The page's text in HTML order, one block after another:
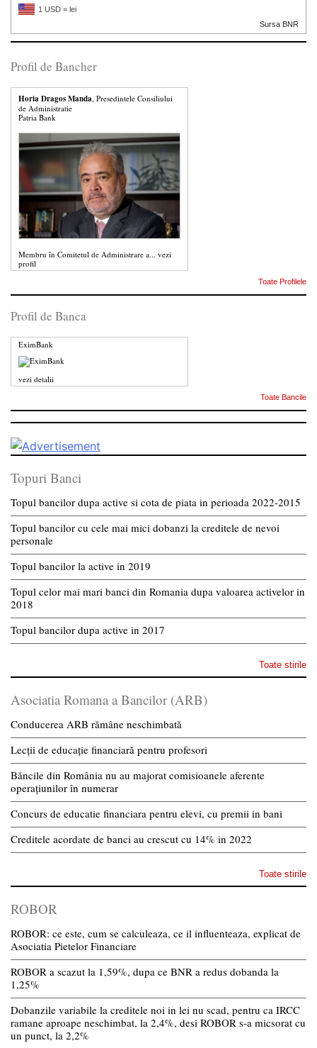
1 USD = lei
Sursa BNR
Profil de Bancher
Horia Dragos Manda, Presedintele Consiliului
de Administratie
Patria Bank
Membru în Comitetul de Administrare a... vezi
profil
Toate Profilele
Profil de Banca
EximBank
vezi detalii
Toate Bancile
Topuri Banci
Topul bancilor dupa active si cota de piata in perioada 2022-2015
Topul bancilor cu cele mai mici dobanzi la creditele de nevoi
personale
Topul bancilor la active in 2019
Topul celor mai mari banci din Romania dupa valoarea activelor in
2018
Topul bancilor dupa active in 2017
Toate stirile
Asociatia Romana a Bancilor (ARB)
Conducerea ARB rămâne neschimbată
Lecții de educație financiară pentru profesori
Băncile din România nu au majorat comisioanele aferente
operațiunilor în numerar
Concurs de educatie financiara pentru elevi, cu premii in bani
Creditele acordate de banci au crescut cu 14% in 2022
Toate stirile
ROBOR
ROBOR: ce este, cum se calculeaza, ce il influenteaza, explicat de
Asociatia Pietelor Financiare
ROBOR a scazut la 1,59%, dupa ce BNR a redus dobanda la
1,25%
Dobanzile variabile la creditele noi in lei nu scad, pentru ca IRCC
ramane aproape neschimbat, la 2,4%, desi ROBOR s-a micsorat cu
un punct, la 2,2%